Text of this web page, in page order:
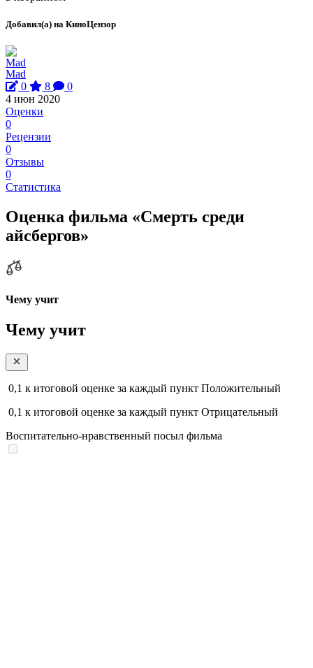
Добавил(а) на КиноЦензор
Mad
0
8
0
4 июн 2020
Оценки
0
Рецензии
0
Отзывы
0
Статистика
Оценка фильма «Смерть среди
айсбергов»
Чему учит
Чему учит
0,1 к итоговой оценке за каждый пункт Положительный
0,1 к итоговой оценке за каждый пункт Отрицательный
Воспитательно-нравственный посыл фильма